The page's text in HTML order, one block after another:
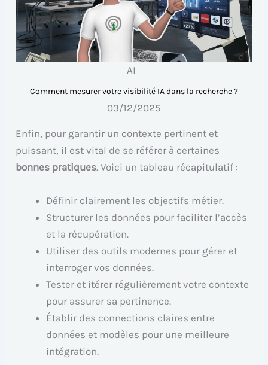
AI
Comment mesurer votre visibilité IA dans la recherche ?
03/12/2025
Enfin, pour garantir un contexte pertinent et
puissant, il est vital de se référer à certaines
bonnes pratiques. Voici un tableau récapitulatif :
Définir clairement les objectifs métier.
Structurer les données pour faciliter l’accès
et la récupération.
Utiliser des outils modernes pour gérer et
interroger vos données.
Tester et itérer régulièrement votre contexte
pour assurer sa pertinence.
Établir des connections claires entre
données et modèles pour une meilleure
intégration.